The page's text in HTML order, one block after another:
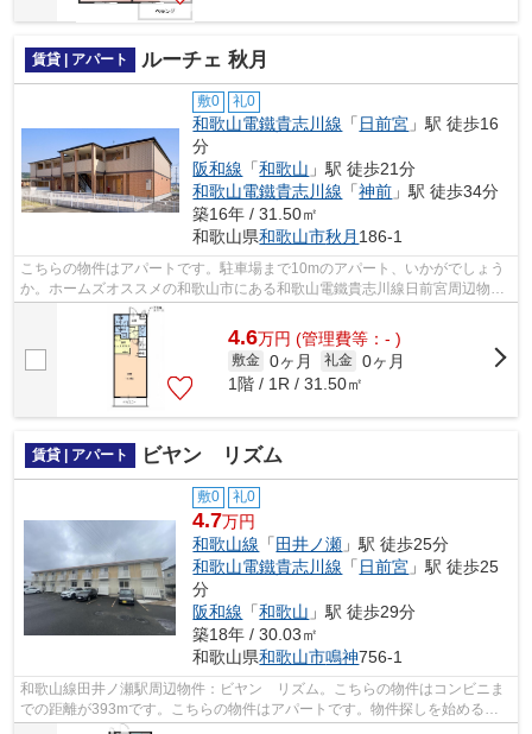
賃貸 | アパート ルーチェ 秋月
敷0 礼0
和歌山電鐵貴志川線 「 日前宮 」駅 徒歩16
分
阪和線 「和歌山 」駅 徒歩21分
和歌山電鐵貴志川線 「神前 」駅 徒歩34分
築16年 / 31.50㎡
和歌山県和歌山市秋月 186-1
こちらの物件はアパートです。駐車場まで10mのアパート、いかがでしょう
か。ホームズオススメの和歌山市にある和歌山電鐵貴志川線日前宮周辺物件
はいかがでしょうか？多種多様な物件を...
4.6万円 (管理費等：- )
敷金 0ヶ月 礼金 0ヶ月
1階 / 1R / 31.50㎡
賃貸 | アパート ビヤン リズム
敷0 礼0
4.7万円
和歌山線 「 田井ノ瀬 」駅 徒歩25分
和歌山電鐵貴志川線 「 日前宮 」駅 徒歩25
分
阪和線 「和歌山 」駅 徒歩29分
築18年 / 30.03㎡
和歌山県和歌山市鳴神756-1
和歌山線田井ノ瀬駅周辺物件：ビヤン リズム。こちらの物件はコンビニま
での距離が393mです。こちらの物件はアパートです。物件探しを始めるの
であれば、ホームズから始めませんか？...